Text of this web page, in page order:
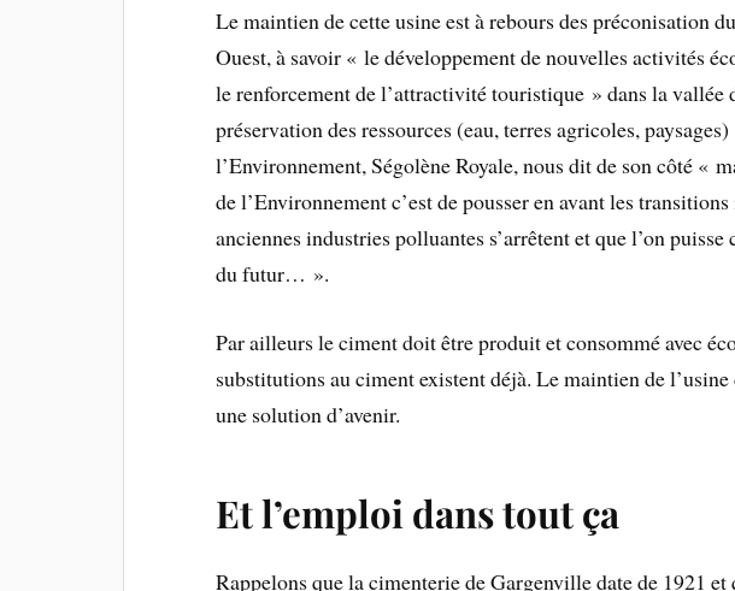
Le maintien de cette usine est à rebours des préconisation
Ouest, à savoir « le développement de nouvelles activités
le renforcement de l’attractivité touristique » dans la vallée
préservation des ressources (eau, terres agricoles,
l’Environnement, Ségolène Royale, nous dit de son côté «
de l’Environnement c’est de pousser en avant les
anciennes industries polluantes s’arrêtent et que l’on
du futur… ».
Par ailleurs le ciment doit être produit et consommé avec
substitutions au ciment existent déjà. Le maintien de l’usine
une solution d’avenir.
Et l’emploi dans tout ça
Rappelons que la cimenterie de Gargenville date de 1921 et